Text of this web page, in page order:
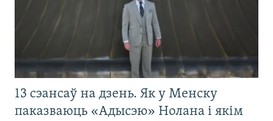
13 сэансаў на дзень. Як у Менску
паказваюць «Адысэю» Нолана і якім